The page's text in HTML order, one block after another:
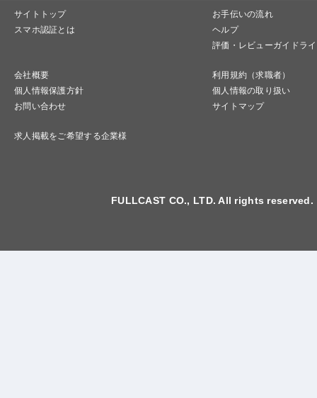
サイトトップ
お手伝いの流れ
スマホ認証とは
ヘルプ
評価・レビューガイドラ
会社概要
利用規約（求職者）
個人情報保護方針
個人情報の取り扱い
お問い合わせ
サイトマップ
求人掲載をご希望する企業様
FULLCAST CO., LTD. All rights reserved.